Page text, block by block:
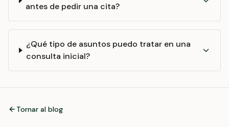
antes de pedir una cita?
¿Qué tipo de asuntos puedo tratar en una
consulta inicial?
Tornar al blog